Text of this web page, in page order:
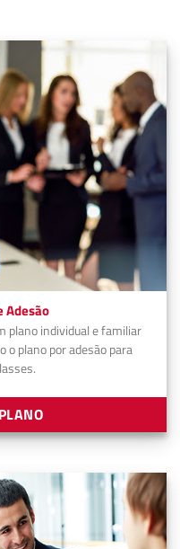
Adesão
plano individual e familiar
o plano por adesão para